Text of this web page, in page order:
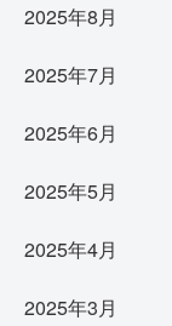
2025年8月
2025年7月
2025年6月
2025年5月
2025年4月
2025年3月